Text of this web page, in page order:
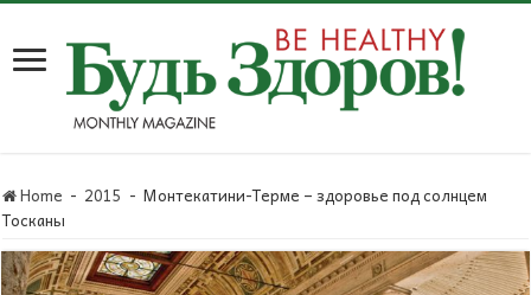
Home - 2015 - Монтекатини-Терме – здоровье под солнцем
Тосканы